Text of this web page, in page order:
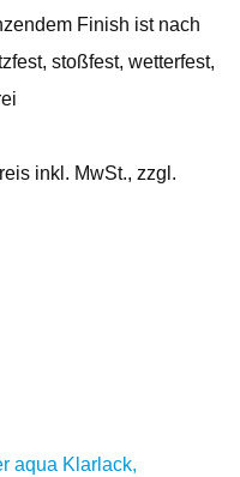
Finish ist nach
stoßfest, wetterfest,
inkl. MwSt., zzgl.
aqua Klarlack,